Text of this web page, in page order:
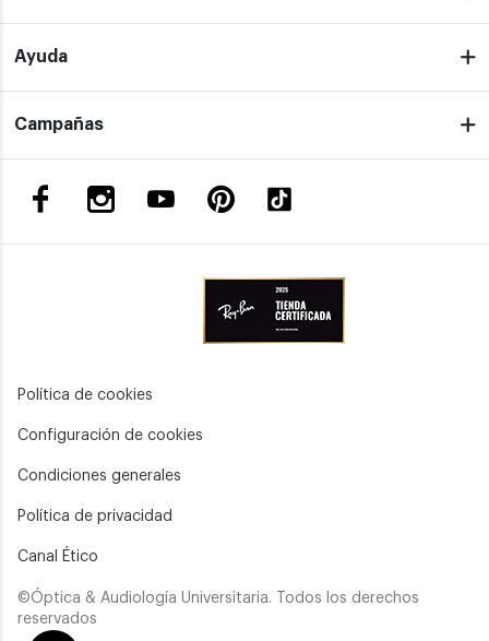
Ayuda
Campañas
Política de cookies
Configuración de cookies
Condiciones generales
Política de privacidad
Canal Ético
©Óptica & Audiología Universitaria. Todos los derechos
reservados